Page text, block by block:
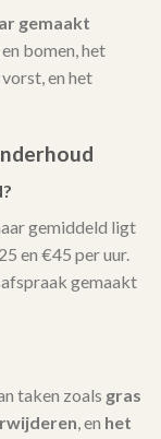
gemaakt
bomen, het
en het
gemiddeld ligt
en €45 per uur.
gemaakt
taken zoals gras
, en het